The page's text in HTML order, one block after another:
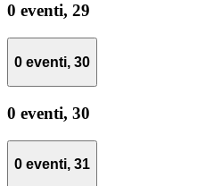
0 eventi, 29
0 eventi, 30
0 eventi, 30
0 eventi, 31